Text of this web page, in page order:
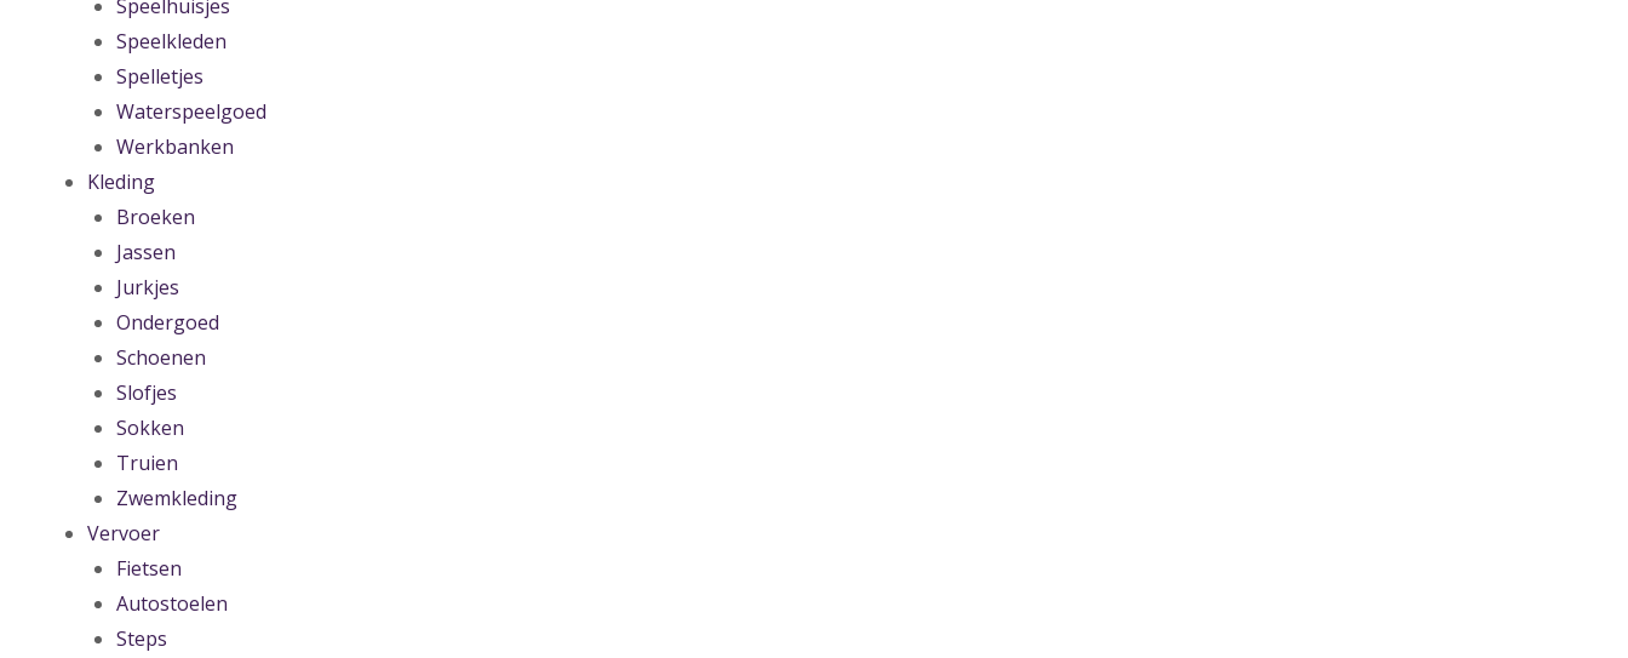
Speelhuisjes
Speelkleden
Spelletjes
Waterspeelgoed
Werkbanken
Kleding
Broeken
Jassen
Jurkjes
Ondergoed
Schoenen
Slofjes
Sokken
Truien
Zwemkleding
Vervoer
Fietsen
Autostoelen
Steps